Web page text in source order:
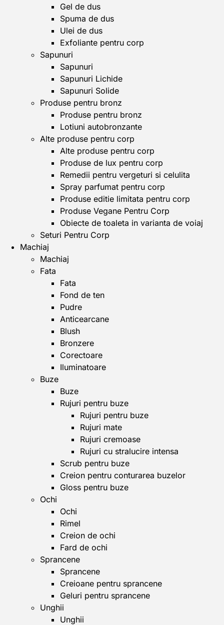
Gel de dus
Spuma de dus
Ulei de dus
Exfoliante pentru corp
Sapunuri
Sapunuri
Sapunuri Lichide
Sapunuri Solide
Produse pentru bronz
Produse pentru bronz
Lotiuni autobronzante
Alte produse pentru corp
Alte produse pentru corp
Produse de lux pentru corp
Remedii pentru vergeturi si celulita
Spray parfumat pentru corp
Produse editie limitata pentru corp
Produse Vegane Pentru Corp
Obiecte de toaleta in varianta de voiaj
Seturi Pentru Corp
Machiaj
Machiaj
Fata
Fata
Fond de ten
Pudre
Anticearcane
Blush
Bronzere
Corectoare
Iluminatoare
Buze
Buze
Rujuri pentru buze
Rujuri pentru buze
Rujuri mate
Rujuri cremoase
Rujuri cu stralucire intensa
Scrub pentru buze
Creion pentru conturarea buzelor
Gloss pentru buze
Ochi
Ochi
Rimel
Creion de ochi
Fard de ochi
Sprancene
Sprancene
Creioane pentru sprancene
Geluri pentru sprancene
Unghii
Unghii